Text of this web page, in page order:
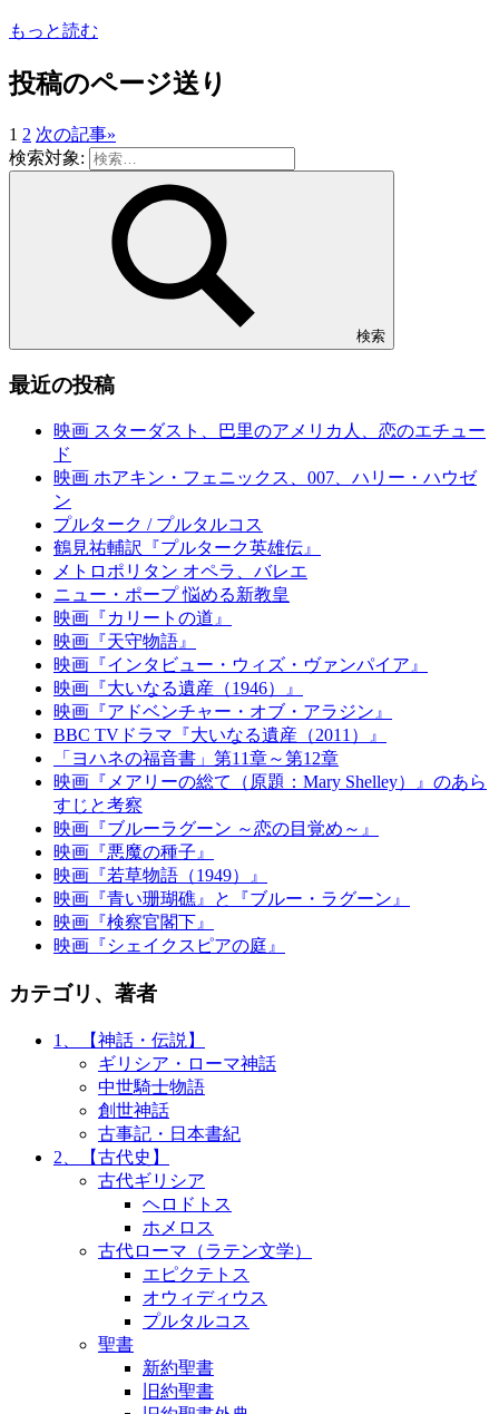
もっと読む
投稿のページ送り
1 2 次の記事»
検索対象:
検索
最近の投稿
映画 スターダスト、巴里のアメリカ人、恋のエチュー
ド
映画 ホアキン・フェニックス、007、ハリー・ハウゼ
ン
プルターク / プルタルコス
鶴見祐輔訳『プルターク英雄伝』
メトロポリタン オペラ、バレエ
ニュー・ポープ 悩める新教皇
映画『カリートの道』
映画『天守物語』
映画『インタビュー・ウィズ・ヴァンパイア』
映画『大いなる遺産（1946）』
映画『アドベンチャー・オブ・アラジン』
BBC TVドラマ『大いなる遺産（2011）』
「ヨハネの福音書」第11章～第12章
映画『メアリーの総て（原題：Mary Shelley）』のあら
すじと考察
映画『ブルーラグーン ～恋の目覚め～』
映画『悪魔の種子』
映画『若草物語（1949）』
映画『青い珊瑚礁』と『ブルー・ラグーン』
映画『検察官閣下』
映画『シェイクスピアの庭』
カテゴリ、著者
1、【神話・伝説】
ギリシア・ローマ神話
中世騎士物語
創世神話
古事記・日本書紀
2、【古代史】
古代ギリシア
ヘロドトス
ホメロス
古代ローマ（ラテン文学）
エピクテトス
オウィディウス
プルタルコス
聖書
新約聖書
旧約聖書